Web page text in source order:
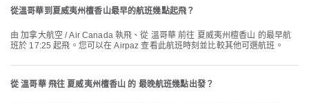
從溫哥華到夏威夷州檀香山最早的航班幾點起飛？
由 加拿大航空 / Air Canada 執飛、從 溫哥華 前往 夏威夷州檀香山 的最早航
班於 17:25 起飛。您可以在 Airpaz 查看此航班時刻並比較其他可選航班。
從 溫哥華 飛往 夏威夷州檀香山 的 最晚航班幾點出發？